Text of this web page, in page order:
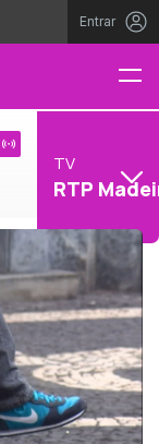
Entrar
TV
RTP